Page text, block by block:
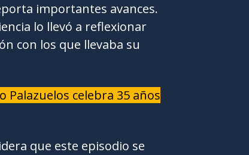
importantes avances.
lo llevó a reflexionar
con los que llevaba su
celebra 35 años
que este episodio se